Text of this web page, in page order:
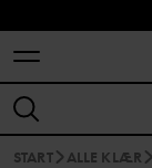
START ALLE KLÆR